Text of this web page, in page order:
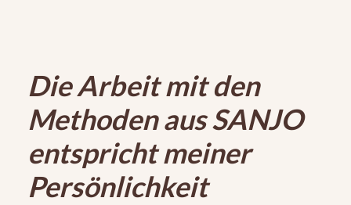
Die Arbeit mit den
Methoden aus SANJO
entspricht meiner
Persönlichkeit